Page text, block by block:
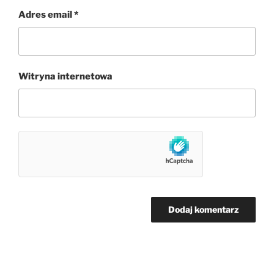
Adres email*
Witryna internetowa